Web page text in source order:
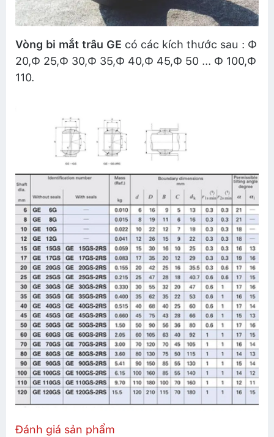
Vòng bi mắt trâu GE có các kích thước sau : Ф
20,Ф 25,Ф 30,Ф 35,Ф 40,Ф 45,Ф 50 ... Ф 100,Ф
110.
Đánh giá sản phẩm